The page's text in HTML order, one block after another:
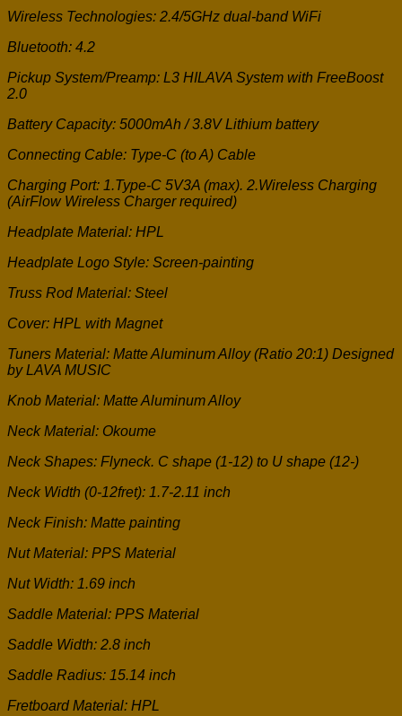
Wireless Technologies: 2.4/5GHz dual-band WiFi
Bluetooth: 4.2
Pickup System/Preamp: L3 HILAVA System with FreeBoost
2.0
Battery Capacity: 5000mAh / 3.8V Lithium battery
Connecting Cable: Type-C (to A) Cable
Charging Port: 1.Type-C 5V3A (max). 2.Wireless Charging
(AirFlow Wireless Charger required)
Headplate Material: HPL
Headplate Logo Style: Screen-painting
Truss Rod Material: Steel
Cover: HPL with Magnet
Tuners Material: Matte Aluminum Alloy (Ratio 20:1) Designed
by LAVA MUSIC
Knob Material: Matte Aluminum Alloy
Neck Material: Okoume
Neck Shapes: Flyneck. C shape (1-12) to U shape (12-)
Neck Width (0-12fret): 1.7-2.11 inch
Neck Finish: Matte painting
Nut Material: PPS Material
Nut Width: 1.69 inch
Saddle Material: PPS Material
Saddle Width: 2.8 inch
Saddle Radius: 15.14 inch
Fretboard Material: HPL